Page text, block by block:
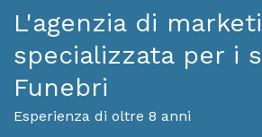
L'agenzia di
specializzata per i
Funebri
Esperienza di oltre 8 anni